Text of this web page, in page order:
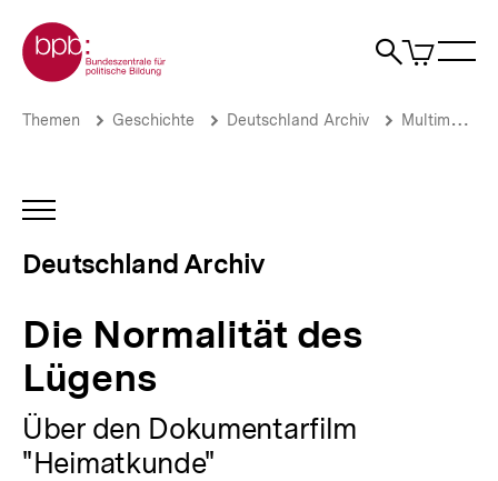
zum
Seiteninhalt
springen
Zur Startseite der bpb
Suche
Artikel
im
Die
Deutschland
Brotkrümelnavigation
Pfadnavigation
Themen Geschichte Deutschland Archiv Multimedia
INHALTSNAVIGATION
Deutschland Archiv
Die Normalität des
Lügens
Über den Dokumentarfilm
"Heimatkunde"